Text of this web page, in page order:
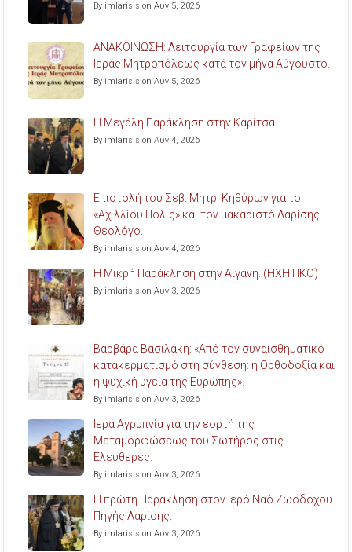
By imlarisis on Αυγ 5, 2026
ΑΝΑΚΟΙΝΩΣΗ: Λειτουργία των Γραφείων της
Ιεράς Μητροπόλεως κατά τον μήνα Αύγουστο.
By imlarisis on Αυγ 5, 2026
Η Μεγάλη Παράκληση στην Καρίτσα.
By imlarisis on Αυγ 4, 2026
Επιστολή του Σεβ. Μητρ. Κηθύρων για το
«Αχιλλίου Πόλις» και τον μακαριστό Λαρίσης
Θεολόγο.
By imlarisis on Αυγ 4, 2026
Η Μικρή Παράκληση στην Αιγάνη. (ΗΧΗΤΙΚΟ)
By imlarisis on Αυγ 3, 2026
Βαρβάρα Βασιλάκη: «Από τον συναισθηματικό
κατακερματισμό στη σύνθεση: η Ορθοδοξία και
η ψυχική υγεία της Ευρώπης».
By imlarisis on Αυγ 3, 2026
Ιερά Αγρυπνία για την εορτή της
Μεταμορφώσεως του Σωτήρος στις
Ελευθερές.
By imlarisis on Αυγ 3, 2026
Η πρώτη Παράκληση στον Ιερό Ναό Ζωοδόχου
Πηγής Λαρίσης.
By imlarisis on Αυγ 3, 2026